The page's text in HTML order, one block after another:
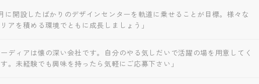
に開設したばかりのデザインセンターを軌道に乗せることが目標。様々な
アを積める環境でともに成長しましょう」
ーディアは懐の深い会社です。自分のやる気しだいで活躍の場を用意してく
。未経験でも興味を持ったら気軽にご応募下さい」